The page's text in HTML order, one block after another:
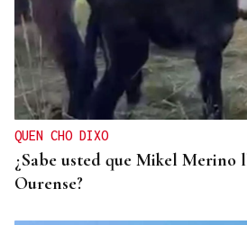
QUEN CHO DIXO
¿Sabe usted que Mikel Merino
Ourense?